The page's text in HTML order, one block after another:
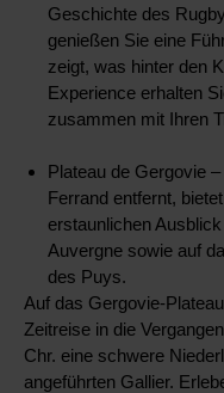
Geschichte des
genießen Sie eine
zeigt, was hinter den
Experience erhalten
zusammen mit Ihren
Plateau de Gergovie
Ferrand entfernt,
erstaunlichen
Auvergne sowie auf
des Puys.
Auf das Gergovie-
Zeitreise in die
Chr. eine schwere
angeführten Gallier.